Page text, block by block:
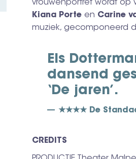
vrouwenportret wordt op
Kiana Porte en Carine
muziek, gecomponeerd
Els
dansend
‘De jaren’.
★★★★ De
CREDITS